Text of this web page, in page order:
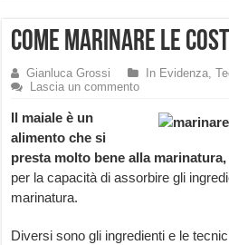
Come marinare le
Gianluca Grossi In Evidenza,
Lascia un commento
Il maiale è un
alimento che si
presta molto bene alla marinatura,
per la capacità di assorbire gli
marinatura.
Diversi sono gli ingredienti e le